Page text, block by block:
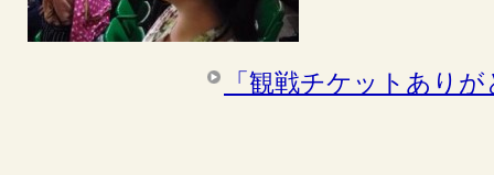
「観戦チケットあり